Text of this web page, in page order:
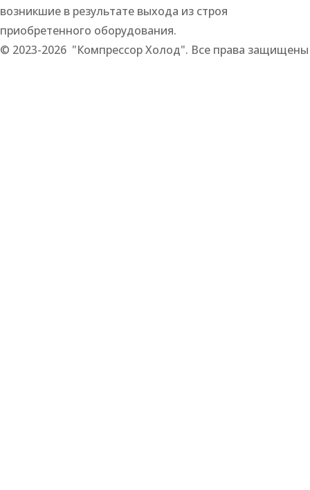
возникшие в результате выхода из строя
приобретенного оборудования.
© 2023-2026 "Компрессор Холод". Все права защищены